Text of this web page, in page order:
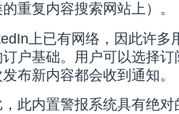
重复内容搜索网站上）。
上已有网络，因此许多
户基础。用户可以选择
布新内容都会收到通知。
此内置警报系统具有绝